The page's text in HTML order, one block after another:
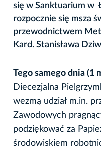
się w Sanktuarium w
rozpocznie się msza
przewodnictwem
Kard. Stanisława
Tego samego dnia (1
Diecezjalna
wezmą udział m.in.
Zawodowych
podziękować za
środowiskiem